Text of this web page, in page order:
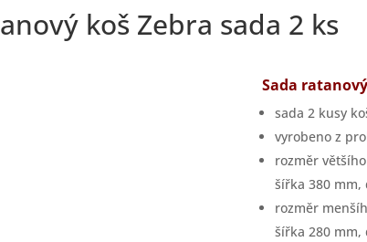
koš Zebra sada 2 ks
Sada
sada 2 kusy
vyrobeno z
rozměr
šířka 380 mm,
rozměr
šířka 280 mm,